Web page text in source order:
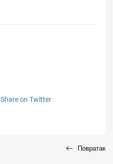
Share on Twitter
Повратак